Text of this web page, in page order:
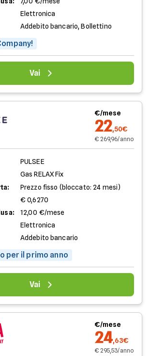
Elettronica
Addebito bancario, Bollettino
Vai
€/mese
22,50€
€ 269,96/anno
PULSEE
Gas RELAX Fix
Prezzo fisso (bloccato: 24 mesi)
€ 0,6270
12,00 €/mese
Elettronica
Addebito bancario
per il primo anno
Vai
€/mese
24,63€
€ 295,53/anno